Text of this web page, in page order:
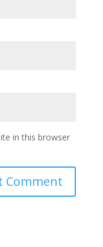
in this browser